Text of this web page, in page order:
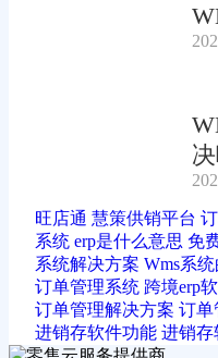
旺店通 慧策供销平台
系统 erp是什么意思 免
系统解决方案 Wms系
订单管理系统 跨境erp
订单管理解决方案 订单
进销存软件功能 进销存